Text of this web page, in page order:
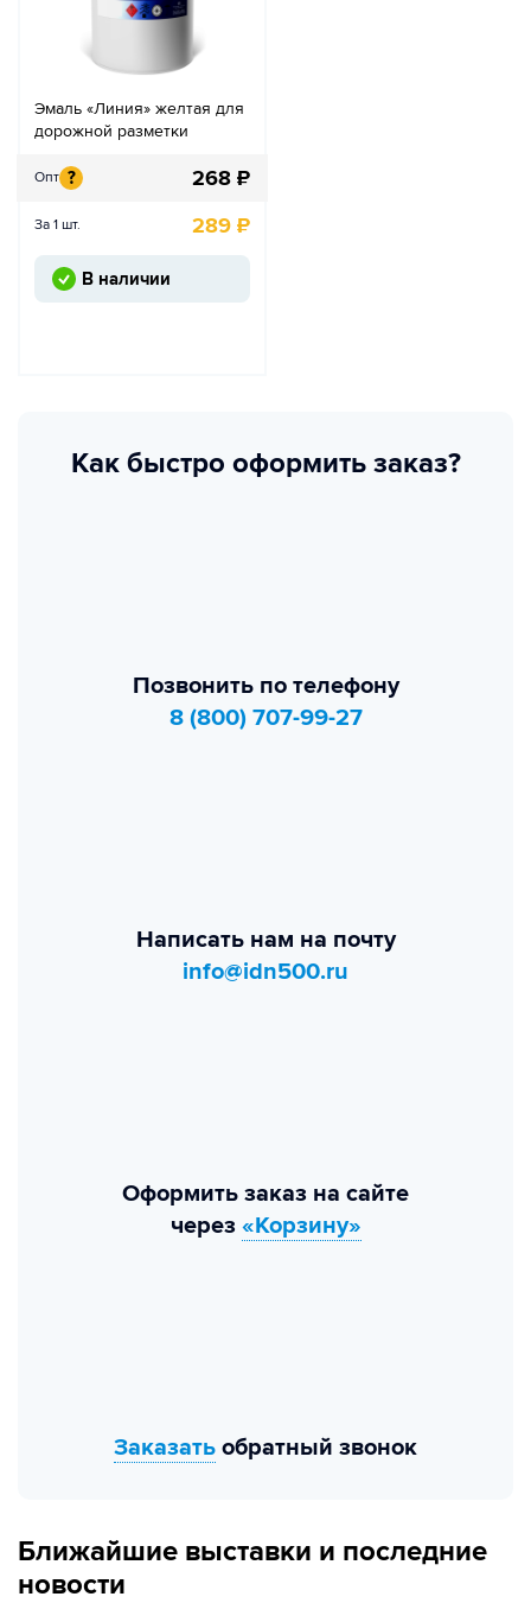
Эмаль «Линия» желтая для
дорожной разметки
Опт ? 268 ₽
За 1 шт. 289 ₽
В наличии
Как быстро оформить заказ?
Позвонить по телефону
8 (800) 707-99-27
Написать нам на почту
info@idn500.ru
Оформить заказ на сайте
через «Корзину»
Заказать обратный звонок
Ближайшие выставки и последние
новости